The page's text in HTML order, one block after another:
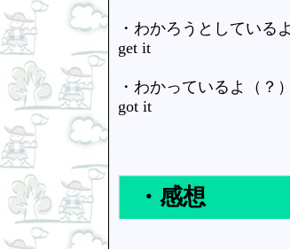
・わかろうとしている
get it
・わかっているよ（？）
got it
・感想